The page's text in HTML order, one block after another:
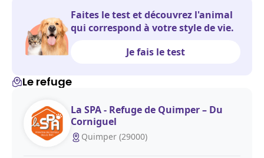
Faites le test et découvrez l'animal
qui correspond à votre style de vie.
Je fais le test
Le refuge
La SPA - Refuge de Quimper – Du
Corniguel
Quimper (29000)